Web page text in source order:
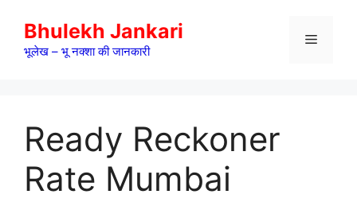
content
Bhulekh Jankari
भूलेख – भू नक्शा की जानकारी
Menu
Ready Reckoner
Rate Mumbai